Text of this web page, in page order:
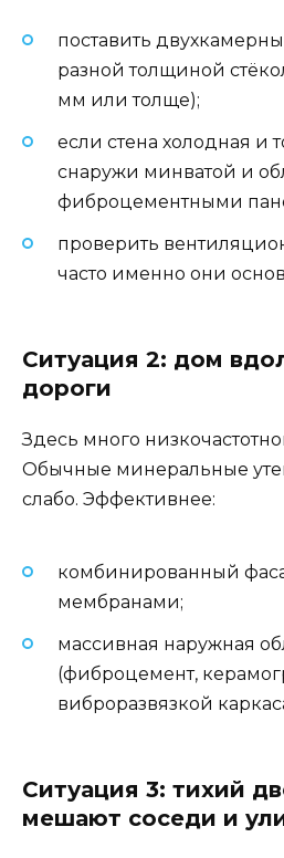
поставить
разной толщиной
мм или толще);
если стена холодная и
снаружи минватой и
фиброцементными
проверить
часто именно они
Ситуация 2: дом
дороги
Здесь много
Обычные минеральные
слабо. Эффективнее:
комбинированный
мембранами;
массивная наружная
(фиброцемент,
виброразвязкой
Ситуация 3: тихий
мешают соседи и